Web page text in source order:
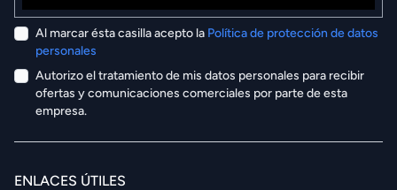
Al marcar ésta casilla acepto la Política de protección de datos
personales
Autorizo el tratamiento de mis datos personales para recibir
ofertas y comunicaciones comerciales por parte de esta
empresa.
ENLACES ÚTILES